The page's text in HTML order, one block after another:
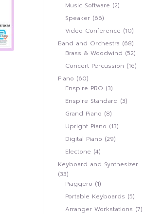
Music Software 22
Speaker 6666
Video Conference 1010
สินค้า
Band and Orchestra 6868
สินค้า
Brass & Woodwind 5252
สินค้า
Concert Percussion 1616
Piano 6060
สินค้า
Enspire PRO 33
สินค้า
Enspire Standard 33
Grand Piano 88
สินค้า
Upright Piano 1313
Digital Piano 2929
Electone 44
สินค้า
Keyboard and Synthesizer
3333
สินค้า
Piaggero 11
สินค้า
Portable Keyboards 55
สินค้า
Arranger Workstations 77